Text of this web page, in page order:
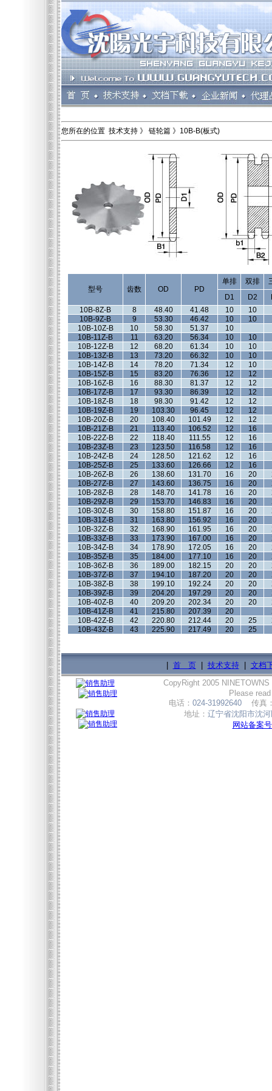
您所在的位置 技术支持 》 链轮篇 》10B-B(板式)
型号 齿数 OD PD
单排 双排
D1
D2
10B-8Z-B
8 48.40 41.48 10 10
10B-9Z-B
9 53.30 46.42 10 10
10B-10Z-B
10 58.30 51.37
10
10B-11Z-B
11 63.20 56.34 10
10
10B-12Z-B
12 68.20 61.34 10 10
10B-13Z-B
13 73.20 66.32 10 10
10B-14Z-B
14 78.20 71.34 12 10
10B-15Z-B
15 83.20 76.36 12 12
10B-16Z-B
16 88.30 81.37 12 12
10B-17Z-B
17 93.30 86.39 12 12
10B-18Z-B
18 98.30 91.42 12 12
10B-19Z-B
19 103.30 96.45 12 12
10B-20Z-B
20 108.40 101.49 12 12
10B-21Z-B
21 113.40 106.52 12 16
10B-22Z-B
22 118.40 111.55 12 16
10B-23Z-B
23 123.50 116.58 12 16
10B-24Z-B
24 128.50 121.62 12 16
10B-25Z-B
25 133.60 126.66 12 16
10B-26Z-B
26 138.60 131.70 16 20
10B-27Z-B
27 143.60 136.75 16 20
10B-28Z-B
28 148.70 141.78 16 20
10B-29Z-B
29 153.70 146.83 16 20
10B-30Z-B
30 158.80 151.87 16 20
10B-31Z-B
31 163.80 156.92 16
20
10B-32Z-B
32 168.90 161.95 16 20
10B-33Z-B
33 173.90 167.00 16 20
10B-34Z-B
34 178.90 172.05 16 20
10B-35Z-B
35 184.00 177.10 16 20
10B-36Z-B
36 189.00 182.15 20 20
10B-37Z-B
37 194.10 187.20 20 20
10B-38Z-B
38 199.10 192.24 20 20
10B-39Z-B
39 204.20 197.29 20 20
10B-40Z-B
40 209.20 202.34 20 20
10B-41Z-B
41 215.80 207.39 20
10B-42Z-B
42 220.80 212.44 20 25
10B-43Z-B
43 225.90 217.49 20 25
首 页| 技术支持| 文档
CopyRight 2005 NINETOWNS
Please
电话： 024-31992640 传真
地址： 辽宁省沈阳市沈
网站备案